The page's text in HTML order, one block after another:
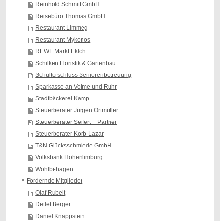
Reinhold Schmitt GmbH
Reisebüro Thomas GmbH
Restaurant Limmeg
Restaurant Mykonos
REWE Markt Eklöh
Schilken Floristik & Gartenbau
Schulterschluss Seniorenbetreuung
Sparkasse an Volme und Ruhr
Stadtbäckerei Kamp
Steuerberater Jürgen Ortmüller
Steuerberater Seifert + Partner
Steuerberater Korb-Lazar
T&N Glücksschmiede GmbH
Volksbank Hohenlimburg
Wohlbehagen
Fördernde Mitglieder
Olaf Rubelt
Detlef Berger
Daniel Knappstein